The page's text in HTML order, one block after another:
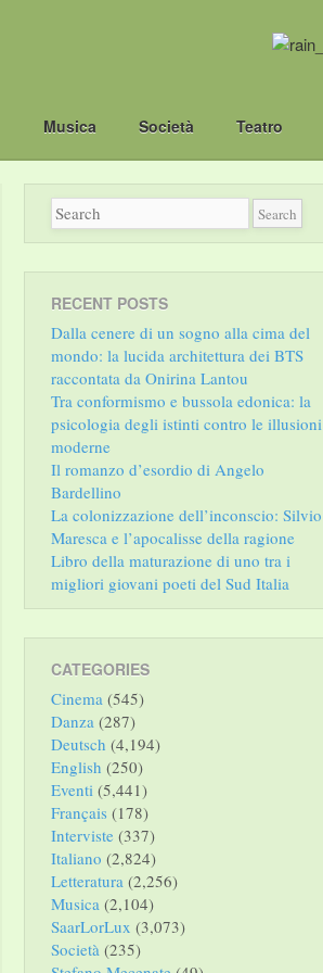
Musica Società Teatro
RECENT POSTS
Dalla cenere di un sogno alla cima del
mondo: la lucida architettura dei BTS
raccontata da Onirina Lantou
Tra conformismo e bussola edonica: la
psicologia degli istinti contro le illusioni
moderne
Il romanzo d’esordio di Angelo
Bardellino
La colonizzazione dell’inconscio: Silvio
Maresca e l’apocalisse della ragione
Libro della maturazione di uno tra i
migliori giovani poeti del Sud Italia
CATEGORIES
Cinema (545)
Danza (287)
Deutsch (4,194)
English (250)
Eventi (5,441)
Français (178)
Interviste (337)
Italiano (2,824)
Letteratura (2,256)
Musica (2,104)
SaarLorLux (3,073)
Società (235)